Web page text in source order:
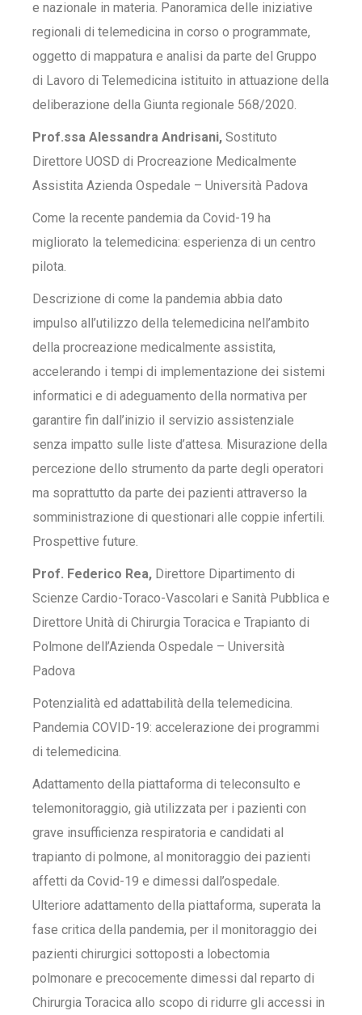
e nazionale in materia. Panoramica delle iniziative
regionali di telemedicina in corso o programmate,
oggetto di mappatura e analisi da parte del Gruppo
di Lavoro di Telemedicina istituito in attuazione della
deliberazione della Giunta regionale 568/2020.
Prof.ssa Alessandra Andrisani, Sostituto
Direttore UOSD di Procreazione Medicalmente
Assistita Azienda Ospedale – Università Padova
Come la recente pandemia da Covid-19 ha
migliorato la telemedicina: esperienza di un centro
pilota.
Descrizione di come la pandemia abbia dato
impulso all’utilizzo della telemedicina nell’ambito
della procreazione medicalmente assistita,
accelerando i tempi di implementazione dei sistemi
informatici e di adeguamento della normativa per
garantire fin dall’inizio il servizio assistenziale
senza impatto sulle liste d’attesa. Misurazione della
percezione dello strumento da parte degli operatori
ma soprattutto da parte dei pazienti attraverso la
somministrazione di questionari alle coppie infertili.
Prospettive future.
Prof. Federico Rea, Direttore Dipartimento di
Scienze Cardio-Toraco-Vascolari e Sanità Pubblica e
Direttore Unità di Chirurgia Toracica e Trapianto di
Polmone dell’Azienda Ospedale – Università
Padova
Potenzialità ed adattabilità della telemedicina.
Pandemia COVID-19: accelerazione dei programmi
di telemedicina.
Adattamento della piattaforma di teleconsulto e
telemonitoraggio, già utilizzata per i pazienti con
grave insufficienza respiratoria e candidati al
trapianto di polmone, al monitoraggio dei pazienti
affetti da Covid-19 e dimessi dall’ospedale.
Ulteriore adattamento della piattaforma, superata la
fase critica della pandemia, per il monitoraggio dei
pazienti chirurgici sottoposti a lobectomia
polmonare e precocemente dimessi dal reparto di
Chirurgia Toracica allo scopo di ridurre gli accessi in